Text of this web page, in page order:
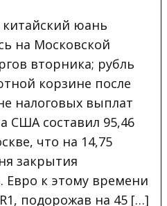
юань
на Московской
вторника; рубль
корзине после
налоговых выплат
США составил 95,46
что на 14,75
закрытия
Евро к этому времени
подорожав на 45 […]